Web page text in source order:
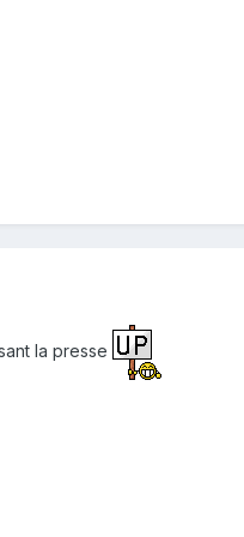
la presse